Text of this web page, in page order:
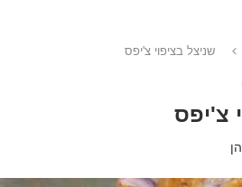
שניצל בציפוי צ'יפס
צ'יפס